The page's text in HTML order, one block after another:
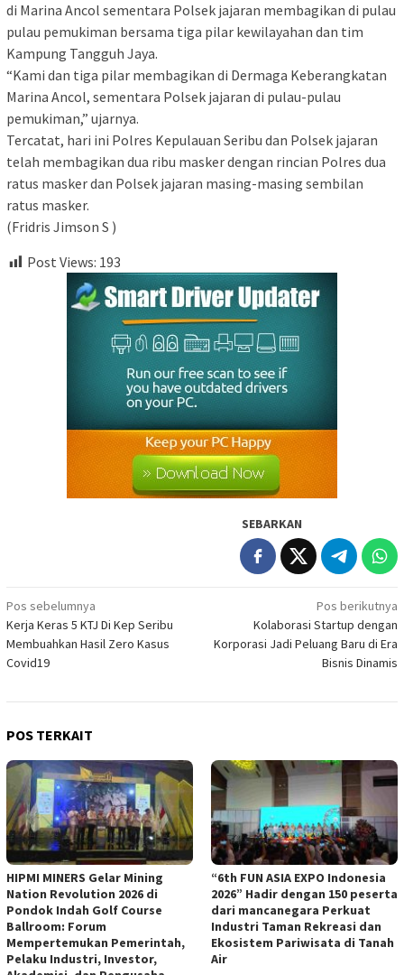
di Marina Ancol sementara Polsek jajaran membagikan di pulau
pulau pemukiman bersama tiga pilar kewilayahan dan tim
Kampung Tangguh Jaya.
“Kami dan tiga pilar membagikan di Dermaga Keberangkatan
Marina Ancol, sementara Polsek jajaran di pulau-pulau
pemukiman,” ujarnya.
Tercatat, hari ini Polres Kepulauan Seribu dan Polsek jajaran
telah membagikan dua ribu masker dengan rincian Polres dua
ratus masker dan Polsek jajaran masing-masing sembilan
ratus masker.
(Fridris Jimson S )
Post Views: 193
SEBARKAN
Navigasi
pos
Pos sebelumnya
Kerja Keras 5 KTJ Di Kep Seribu
Membuahkan Hasil Zero Kasus
Covid19
Pos berikutnya
Kolaborasi Startup dengan
Korporasi Jadi Peluang Baru di Era
Bisnis Dinamis
POS TERKAIT
HIPMI MINERS Gelar Mining
Nation Revolution 2026 di
Pondok Indah Golf Course
Ballroom: Forum
Mempertemukan Pemerintah,
Pelaku Industri, Investor,
“6th FUN ASIA EXPO Indonesia
2026” Hadir dengan 150 peserta
dari mancanegara Perkuat
Industri Taman Rekreasi dan
Ekosistem Pariwisata di Tanah
Air